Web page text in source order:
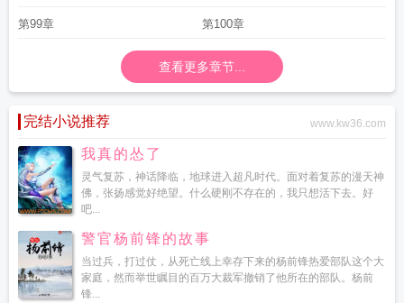
第99章 第100章
查看更多章节...
完结小说推荐 www.kw36.com
我真的怂了
灵气复苏，神话降临，地球进入超凡时代。面对着复苏的漫天神
佛，张扬感觉好绝望。什么硬刚不存在的，我只想活下去。好
吧...
警官杨前锋的故事
当过兵，打过仗，从死亡线上幸存下来的杨前锋热爱部队这个大
家庭，然而举世瞩目的百万大裁军撤销了他所在的部队。杨前
锋...